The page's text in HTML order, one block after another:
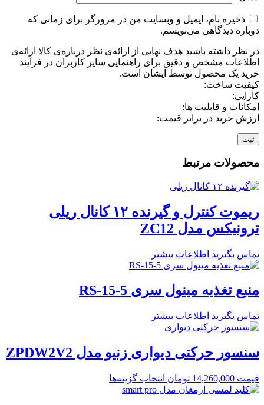
ذخیره نام، ایمیل و وبسایت من در مرورگر برای زمانی که
دوباره دیدگاهی می‌نویسم.
در نظر داشته باشید هدف نهایی از ارائه‌ی نظر درباره‌ی کالا ارائه‌ی
اطلاعات مشخص و دقیق برای راهنمایی سایر کاربران در فرآیند
خرید یک محصول توسط ایشان است.
کیفیت ساخت:
کارایی:
امکانات و قابلیت ها:
ارزش خرید در برابر قیمت:
محصولات مرتبط
ریموت کنترل و گیرنده ۱۲ کانال ریلی
ترونیکس مدل ZC12
تماس بگیرید اطلاعات بیشتر
منبع تغذیه مینول سری RS-15-5
تماس بگیرید اطلاعات بیشتر
سنسور حرکتی دیواری زنیو مدل ZPDW2V2
قیمت 14,260,000 تومان انتخاب گزینه‌ها